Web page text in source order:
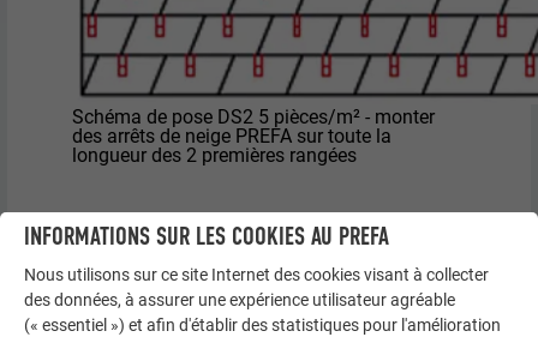
Schéma de pose DS2 5 pièces/m² - monter
des arrêts de neige PREFA sur toute la
longueur des 2 premières rangées
INFORMATIONS SUR LES COOKIES AU PREFA
Nous utilisons sur ce site Internet des cookies visant à collecter
des données, à assurer une expérience utilisateur agréable
(« essentiel ») et afin d'établir des statistiques pour l'amélioration